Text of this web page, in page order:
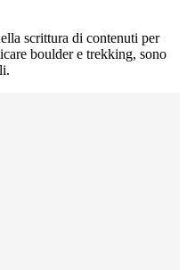
scrittura di contenuti per
boulder e trekking, sono